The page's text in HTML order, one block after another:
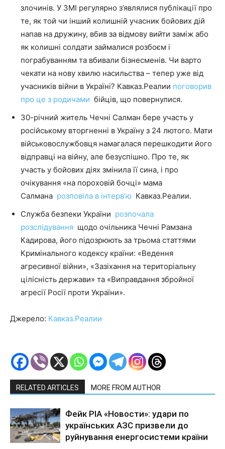
злочинів. У ЗМІ регулярно з’являлися публікації про
те, як той чи інший колишній учасник бойових дій
напав на дружину, вбив за відмову вийти заміж або
як колишні солдати займалися розбоєм і
пограбуванням та вбивали бізнесменів. Чи варто
чекати на нову хвилю насильства – тепер уже від
учасників війни в Україні? Кавказ.Реалии поговорив
про це з родичами бійців, що повернулися.
30-річний житель Чечні Салман бере участь у
російському вторгненні в Україну з 24 лютого. Мати
військовослужбовця намагалася перешкодити його
відправці на війну, але безуспішно. Про те, як
участь у бойових діях змінила її сина, і про
очікування «на пороховій бочці» мама
Салмана розповіла в інтерв’ю Кавказ.Реалии.
Служба безпеки України розпочала
розслідування щодо очільника Чечні Рамзана
Кадирова, його підозрюють за трьома статтями
Кримінального кодексу країни: «Ведення
агресивної війни», «Зазіхання на територіальну
цілісність держави» та «Виправдання збройної
агресії Росії проти України».
Джерело: Кавказ.Реалии
RELATED ARTICLES MORE FROM AUTHOR
Фейк РІА «Новости»: удари по
українських АЗС призвели до
руйнування енергосистеми країни